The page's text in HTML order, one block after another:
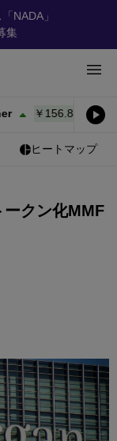
NADA」
集
￥156.88+0.01%
ヒートマップ
クン化MMF